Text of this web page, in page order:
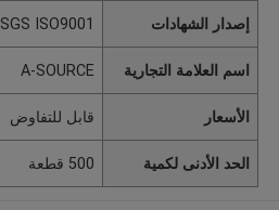
إصدار الشهادات SGS ISO9001
اسم العلامة التجارية A-SOURCE
الأسعار قابل للتفاوض
الحد الأدنى لكمية 500 قطعة